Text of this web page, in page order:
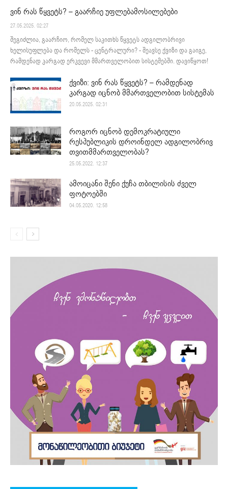
ვინ რას წყვეტს? – გაარჩიე უფლებამოსილებები
27.05.2025. 02:27
შეგიძლია, გაარჩიო, რომელ საკითხს წყვეტს ადგილობრივი
ხელისუფლება და რომელს - ცენტრალური? - შეავსე ქვიზი და გაიგე,
რამდენად კარგად ერკვევი მმართველობით სისტემებში. დავიწყოთ!
ქვიზი: ვინ რას წყვეტს? – რამდენად
კარგად იცნობ მმართველობით სისტემას
20.05.2025. 02:31
როგორ იცნობ დემოკრატიული
რესპუბლიკის დროინდელ ადგილობრივ
თვითმმართველობას?
25.05.2022. 12:37
ამოიცანი შენი ქუჩა თბილისის ძველ
ფოტოებში
04.05.2020. 12:58